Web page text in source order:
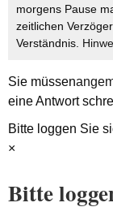
morgens Pause
zeitlichen
Verständnis.
Sie müssen
eine Antwort
Bitte loggen Sie
×
Bitte